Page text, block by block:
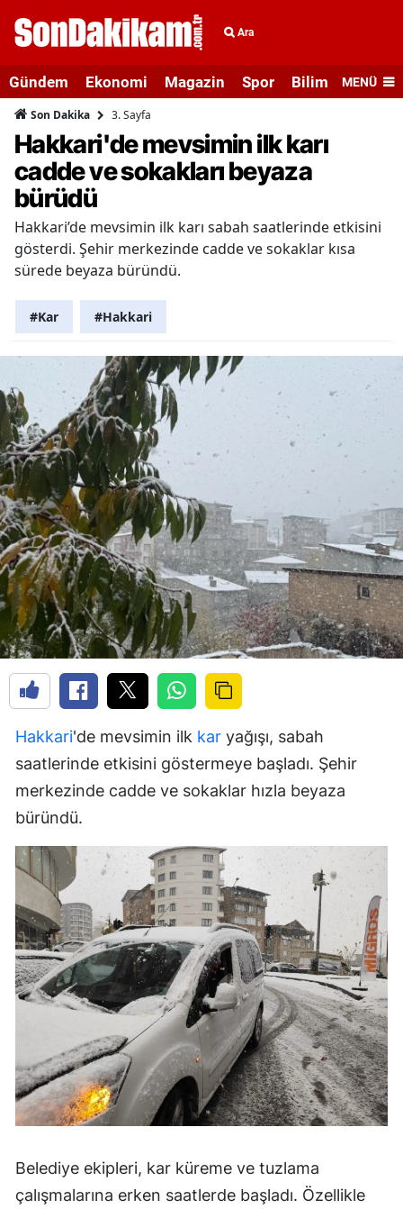
Ara
Gündem Ekonomi Magazin Spor Bilim veMENÜ
Son Dakika 3. Sayfa
Hakkari'de mevsimin ilk karı
cadde ve sokakları beyaza
bürüdü
Hakkari’de mevsimin ilk karı sabah saatlerinde etkisini
gösterdi. Şehir merkezinde cadde ve sokaklar kısa
sürede beyaza büründü.
#Kar #Hakkari
Hakkari'de mevsimin ilk kar yağışı, sabah
saatlerinde etkisini göstermeye başladı. Şehir
merkezinde cadde ve sokaklar hızla beyaza
büründü.
Belediye ekipleri, kar küreme ve tuzlama
çalışmalarına erken saatlerde başladı. Özellikle